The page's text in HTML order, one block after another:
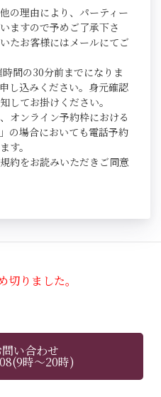
の理由により、パーティー
ますので予めご了承下さ
たお客様にはメールにてご
間の30分前までになりま
し込みください。身元確認
してお掛けください。
オンライン予約枠における
の場合においても電話予約
す。
約をお読みいただきご同意
りました。
い合わせ
時～20時)